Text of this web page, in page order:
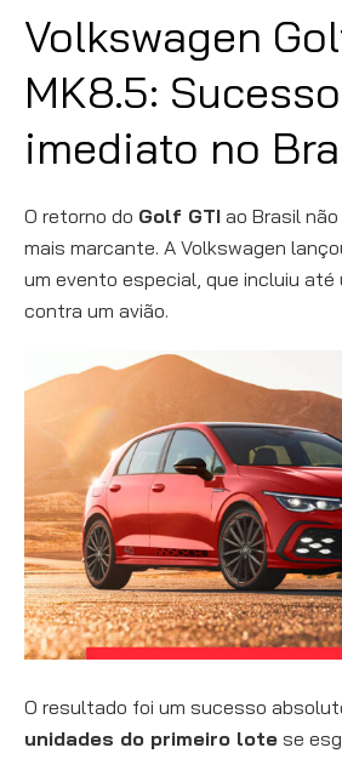
Volkswagen
MK8.5: Sucesso
imediato no
O retorno do Golf GTI ao Brasil
mais marcante. A Volkswagen
um evento especial, que incluiu até
contra um avião.
O resultado foi um sucesso
unidades do primeiro lote se